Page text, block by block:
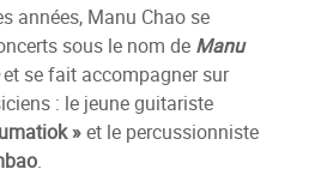
années, Manu Chao se
sous le nom de Manu
et se fait accompagner sur
: le jeune guitariste
»et le percussionniste
.